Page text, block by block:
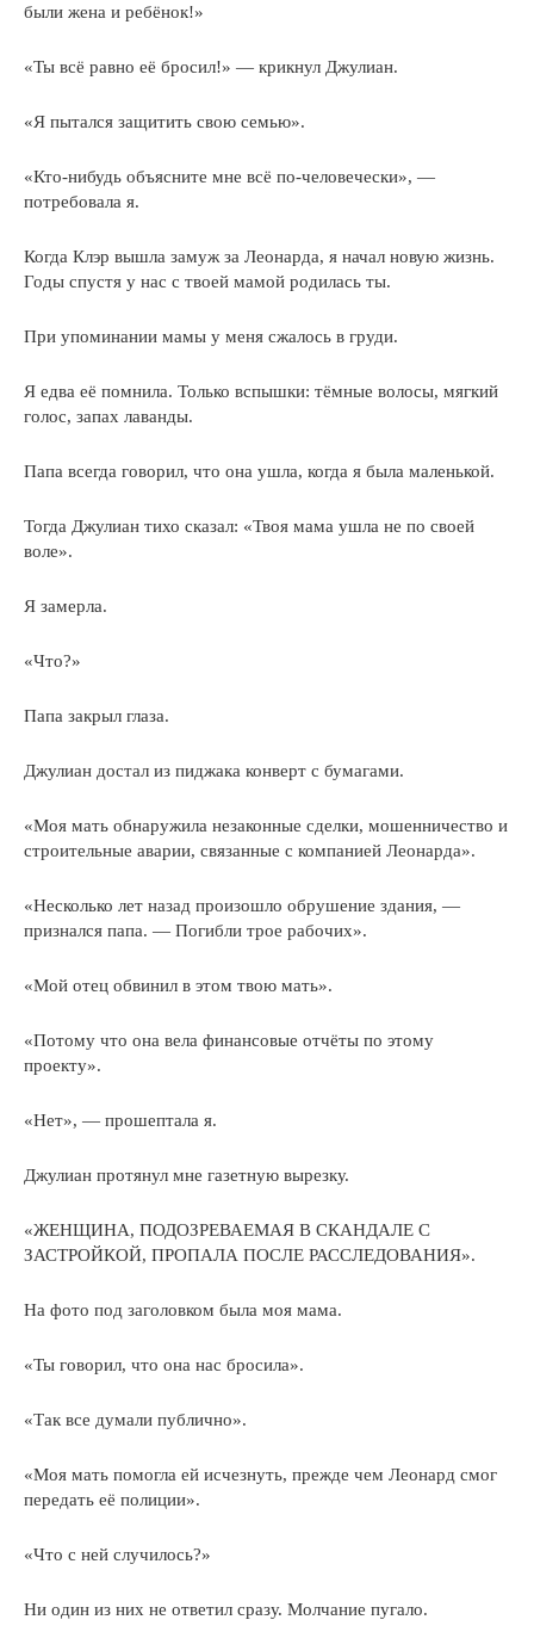
были жена и ребёнок!»
«Ты всё равно её бросил!» — крикнул Джулиан.
«Я пытался защитить свою семью».
«Кто-нибудь объясните мне всё по-человечески», —
потребовала я.
Когда Клэр вышла замуж за Леонарда, я начал новую жизнь.
Годы спустя у нас с твоей мамой родилась ты.
При упоминании мамы у меня сжалось в груди.
Я едва её помнила. Только вспышки: тёмные волосы, мягкий
голос, запах лаванды.
Папа всегда говорил, что она ушла, когда я была маленькой.
Тогда Джулиан тихо сказал: «Твоя мама ушла не по своей
воле».
Я замерла.
«Что?»
Папа закрыл глаза.
Джулиан достал из пиджака конверт с бумагами.
«Моя мать обнаружила незаконные сделки, мошенничество и
строительные аварии, связанные с компанией Леонарда».
«Несколько лет назад произошло обрушение здания, —
признался папа. — Погибли трое рабочих».
«Мой отец обвинил в этом твою мать».
«Потому что она вела финансовые отчёты по этому
проекту».
«Нет», — прошептала я.
Джулиан протянул мне газетную вырезку.
«ЖЕНЩИНА, ПОДОЗРЕВАЕМАЯ В СКАНДАЛЕ С
ЗАСТРОЙКОЙ, ПРОПАЛА ПОСЛЕ РАССЛЕДОВАНИЯ».
На фото под заголовком была моя мама.
«Ты говорил, что она нас бросила».
«Так все думали публично».
«Моя мать помогла ей исчезнуть, прежде чем Леонард смог
передать её полиции».
«Что с ней случилось?»
Ни один из них не ответил сразу. Молчание пугало.